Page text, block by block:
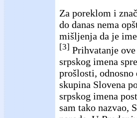
Za poreklom i
do danas nema
mišljenja da je
[3] Prihvatanje
srpskog imena
prošlosti, odnosno
skupina Slovena
srpskog imena
sam tako nazvao,